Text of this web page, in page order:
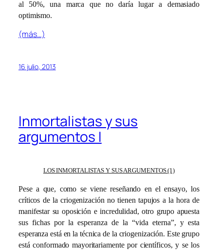
al 50%, una marca que no daría lugar a demasiado
optimismo.
(más…)
16 julio, 2013
Inmortalistas y sus
argumentos I
LOS INMORTALISTAS Y SUS ARGUMENTOS (1)
Pese a que, como se viene reseñando en el ensayo, los
críticos de la criogenización no tienen tapujos a la hora de
manifestar su oposición e incredulidad, otro grupo apuesta
sus fichas por la esperanza de la “vida eterna”, y esta
esperanza está en la técnica de la criogenización. Este grupo
está conformado mayoritariamente por científicos, y se los